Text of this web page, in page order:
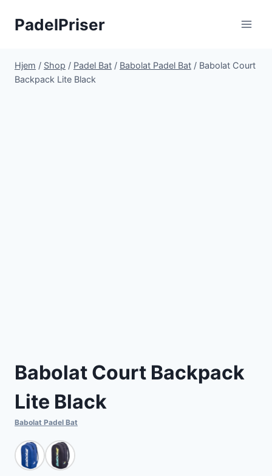
PadelPriser
Hjem / Shop / Padel Bat / Babolat Padel Bat / Babolat Court
Backpack Lite Black
Babolat Court Backpack
Lite Black
Babolat Padel Bat